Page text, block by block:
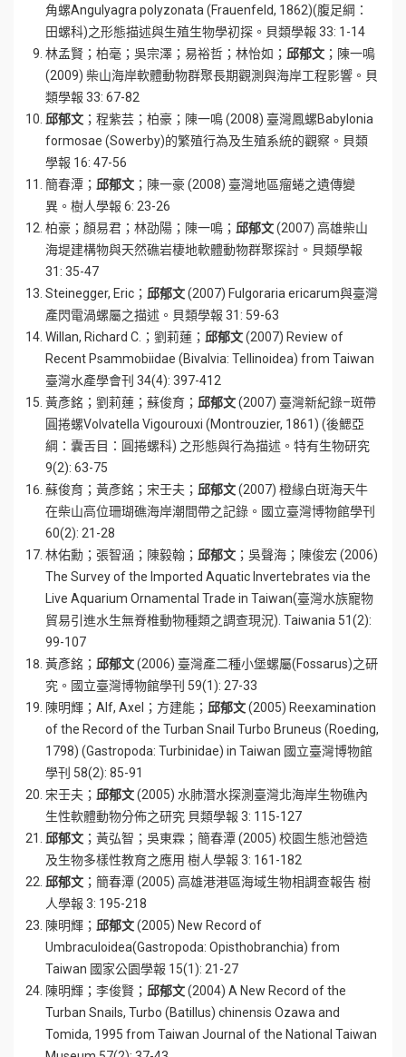
角螺Angulyagra polyzonata (Frauenfeld, 1862)(腹足綱：
田螺科)之形態描述與生殖生物學初探。貝類學報 33: 1-14
林孟賢；柏毫；吳宗澤；易裕哲；林怡如； 邱郁文 ；陳一鳴
(2009) 柴山海岸軟體動物群聚長期觀測與海岸工程影響。貝
類學報 33: 67-82
邱郁文 ；程紫芸；柏豪；陳一鳴 (2008) 臺灣鳳螺Babylonia
formosae (Sowerby)的繁殖行為及生殖系統的觀察。貝類
學報 16: 47-56
簡春潭； 邱郁文 ；陳一豪 (2008) 臺灣地區瘤蜷之遺傳變
異。樹人學報 6: 23-26
柏豪；顏易君；林劭陽；陳一鳴； 邱郁文(2007) 高雄柴山
海堤建構物與天然礁岩棲地軟體動物群聚探討。貝類學報
31: 35-47
Steinegger, Eric； 邱郁文(2007) Fulgoraria ericarum與臺灣
產閃電渦螺屬之描述。貝類學報 31: 59-63
Willan, Richard C.；劉莉蓮； 邱郁文(2007) Review of
Recent Psammobiidae (Bivalvia: Tellinoidea) from Taiwan
臺灣水產學會刊 34(4): 397-412
黃彥銘；劉莉蓮；蘇俊育； 邱郁文(2007) 臺灣新紀錄–斑帶
圓捲螺Volvatella Vigourouxi (Montrouzier, 1861) (後鰓亞
綱：囊舌目：圓捲螺科) 之形態與行為描述。特有生物研究
9(2): 63-75
蘇俊育；黃彥銘；宋壬夫； 邱郁文(2007) 橙緣白斑海天牛
在柴山高位珊瑚礁海岸潮間帶之記錄。國立臺灣博物館學刊
60(2): 21-28
林佑勳；張智涵；陳毅翰； 邱郁文 ；吳聲海；陳俊宏 (2006)
The Survey of the Imported Aquatic Invertebrates via the
Live Aquarium Ornamental Trade in Taiwan(臺灣水族寵物
貿易引進水生無脊椎動物種類之調查現況). Taiwania 51(2):
99-107
黃彥銘； 邱郁文(2006) 臺灣產二種小堡螺屬(Fossarus)之研
究。國立臺灣博物館學刊 59(1): 27-33
陳明輝；Alf, Axel；方建能； 邱郁文(2005) Reexamination
of the Record of the Turban Snail Turbo Bruneus (Roeding,
1798) (Gastropoda: Turbinidae) in Taiwan 國立臺灣博物館
學刊 58(2): 85-91
宋壬夫； 邱郁文(2005) 水肺潛水探測臺灣北海岸生物礁內
生性軟體動物分佈之研究 貝類學報 3: 115-127
邱郁文 ；黃弘智；吳東霖；簡春潭 (2005) 校園生態池營造
及生物多樣性教育之應用 樹人學報 3: 161-182
邱郁文 ；簡春潭 (2005) 高雄港港區海域生物相調查報告 樹
人學報 3: 195-218
陳明輝； 邱郁文(2005) New Record of
Umbraculoidea(Gastropoda: Opisthobranchia) from
Taiwan 國家公園學報 15(1): 21-27
陳明輝；李俊賢； 邱郁文(2004) A New Record of the
Turban Snails, Turbo (Batillus) chinensis Ozawa and
Tomida, 1995 from Taiwan Journal of the National Taiwan